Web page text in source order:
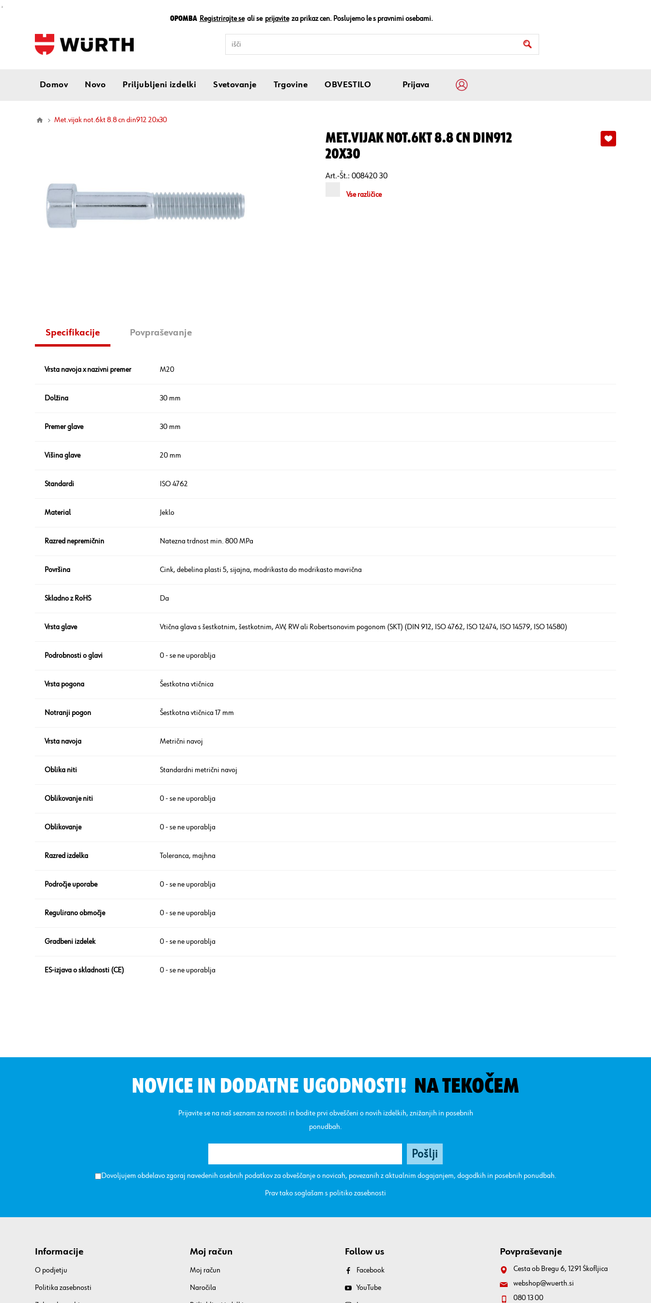
¸
Opomba Registrirajte se ali se prijavite za prikaz cen. Poslujemo le s pravnimi osebami.
Domov Novo Priljubljeni izdelki Svetovanje Trgovine OBVESTILO Prijava
met.vijak not.6kt 8.8 cn din912 20x30
MET.VIJAK NOT.6KT 8.8 CN DIN912
20X30
Art.-Št.: 008420 30
Vse različice
Specifikacije Povpraševanje
Vrsta navoja x nazivni premer M20
Dolžina 30 mm
Premer glave 30 mm
Višina glave 20 mm
Standardi ISO 4762
Material Jeklo
Razred nepremičnin Natezna trdnost min. 800 MPa
Površina Cink, debelina plasti 5, sijajna, modrikasta do modrikasto mavrična
Skladno z RoHS Da
Vrsta glave Vtična glava s šestkotnim, šestkotnim, AW, RW ali Robertsonovim pogonom (SKT) (DIN 912, ISO 4762, ISO 12474, ISO 14579, ISO 14580)
Podrobnosti o glavi 0 - se ne uporablja
Vrsta pogona Šestkotna vtičnica
Notranji pogon Šestkotna vtičnica 17 mm
Vrsta navoja Metrični navoj
Oblika niti Standardni metrični navoj
Oblikovanje niti 0 - se ne uporablja
Oblikovanje 0 - se ne uporablja
Razred izdelka Toleranca, majhna
Področje uporabe 0 - se ne uporablja
Regulirano območje 0 - se ne uporablja
Gradbeni izdelek 0 - se ne uporablja
ES-izjava o skladnosti (CE) 0 - se ne uporablja
NOVICE IN DODATNE UGODNOSTI! NA TEKOČEM
Prijavite se na naš seznam za novosti in bodite prvi obveščeni o novih izdelkih, znižanjih in posebnih
ponudbah.
Dovoljujem obdelavo zgoraj navedenih osebnih podatkov za obveščanje o novicah, povezanih z aktualnim dogajanjem, dogodkih in posebnih ponudbah.
Prav tako soglašam s politiko zasebnosti
Informacije
O podjetju
Politika zasebnosti
Moj račun
Moj račun
Naročila
Follow us
Facebook
YouTube
Povpraševanje
Cesta ob Bregu 6, 1291 Škofljica
webshop@wuerth.si
080 13 00